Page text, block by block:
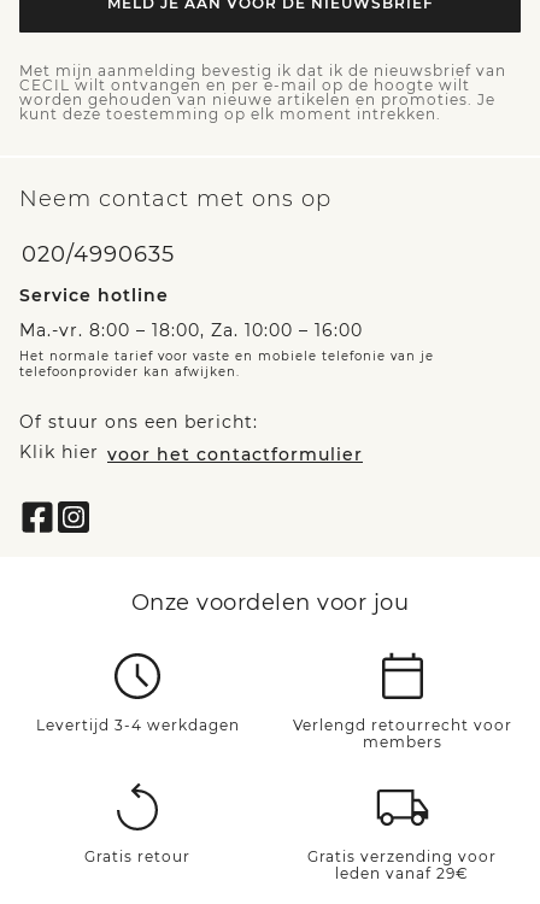
Met mijn aanmelding bevestig ik dat ik de nieuwsbrief van
CECIL wilt ontvangen en per e-mail op de hoogte wilt
worden gehouden van nieuwe artikelen en promoties. Je
kunt deze toestemming op elk moment intrekken.
Neem contact met ons op
020/4990635
Service hotline
Ma.-vr. 8:00 – 18:00, Za. 10:00 – 16:00
Het normale tarief voor vaste en mobiele telefonie van je
telefoonprovider kan afwijken.
Of stuur ons een bericht:
Klik hier voor het contactformulier
Onze voordelen voor jou
Levertijd 3-4 werkdagen
Verlengd retourrecht voor
members
Gratis retour
Gratis verzending voor
leden vanaf 29€